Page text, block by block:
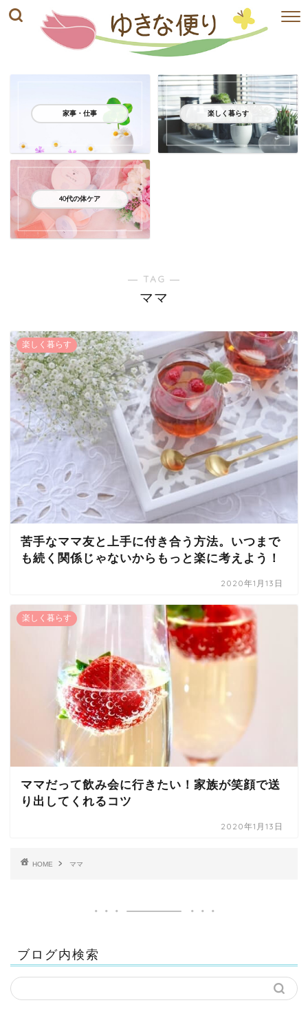
家事・仕事 楽しく暮らす
40代の体ケア
― TAG ―
ママ
楽しく暮らす
苦手なママ友と上手に付き合う方法。いつまで
も続く関係じゃないからもっと楽に考えよう！
2020年1月13日
楽しく暮らす
ママだって飲み会に行きたい！家族が笑顔で送
り出してくれるコツ
2020年1月13日
HOME ママ
ブログ内検索